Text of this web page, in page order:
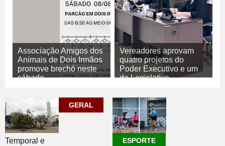
Associação Amigos dos
Animais de Dois Irmãos
promove brechó neste
sábado
Vereadores aprovam
quatro projetos do
Poder Executivo e um
do Legislativo
POLÍTICA
GERAL
Temporal e ESPORTE